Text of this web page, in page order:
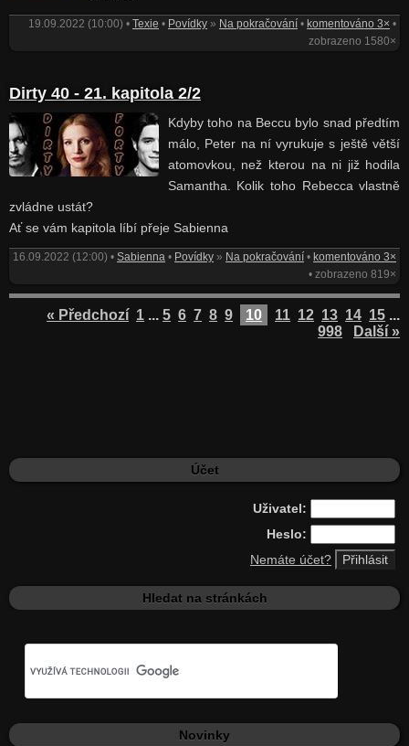
19.09.2022 (10:00) •Texie • Povídky » Na pokračování • komentováno 3× •
zobrazeno 1580×
Dirty 40 - 21. kapitola 2/2
Kdyby toho na Beccu bylo snad předtím
málo, Peter na ní vyrukuje s ještě větší
atomovkou, než kterou na ni již hodila
Samantha. Kolik toho Rebecca vlastně
zvládne ustát?
Ať se vám kapitola líbí přeje Sabienna
16.09.2022 (12:00) •Sabienna • Povídky » Na pokračování • komentováno 3×
• zobrazeno 819×
« Předchozí 1 ...5 6 7 8 9 10 11 12 13 14 15 ...
998
Další »
Účet
Uživatel:
Heslo:
Nemáte účet?
Hledat na stránkách
Novinky